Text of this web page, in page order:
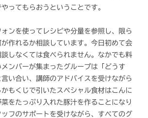
ってもらおうということです。
ンを使ってレシピや分量を参照し、限ら
作れるか相談しています。今日初めて会
しなくては食べられません。なかでも料
ンバーが集まったグループは「どうす
い合い、講師のアドバイスを受けながら
もくじで引いたスペシャル食材はこんに
をたっぷり入れた豚汁を作ることになり
フのサポートを受けながら、すべてのグ